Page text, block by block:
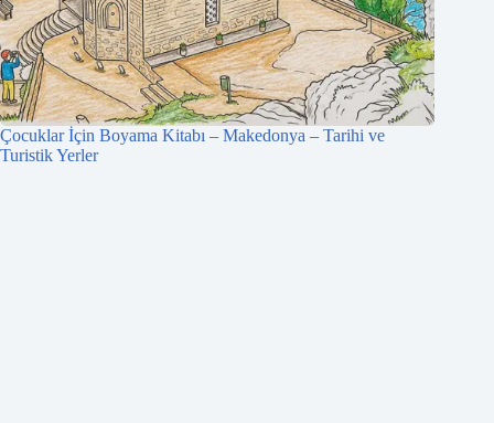
Çocuklar İçin Boyama Kitabı – Makedonya – Tarihi ve
Turistik Yerler